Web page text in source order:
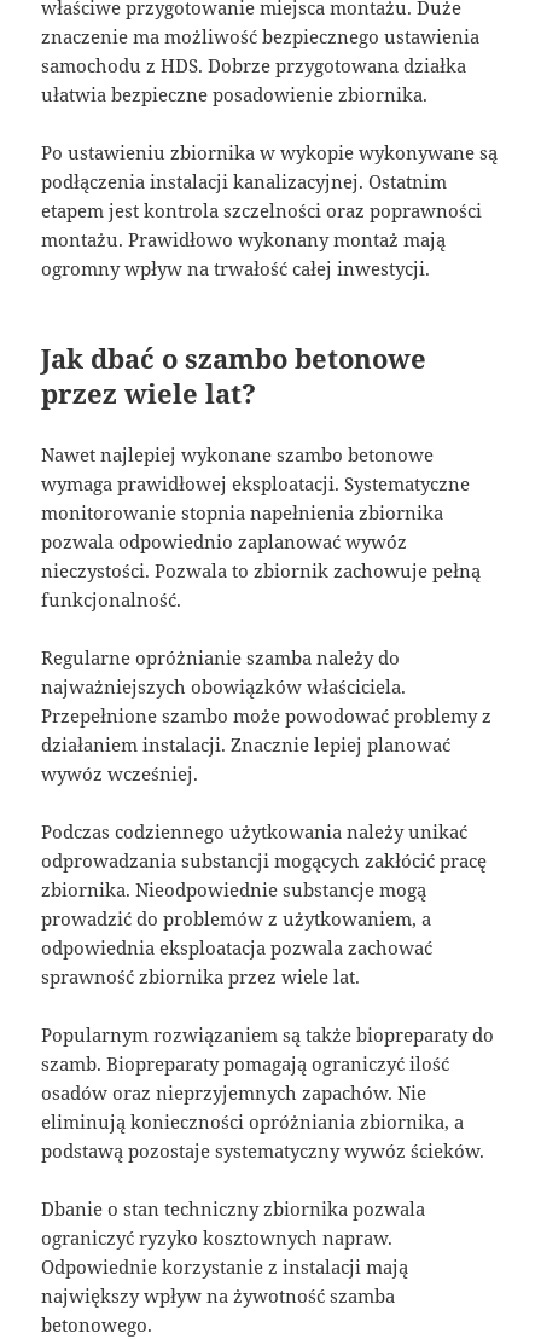
właściwe przygotowanie miejsca montażu. Duże
znaczenie ma możliwość bezpiecznego ustawienia
samochodu z HDS. Dobrze przygotowana działka
ułatwia bezpieczne posadowienie zbiornika.
Po ustawieniu zbiornika w wykopie wykonywane są
podłączenia instalacji kanalizacyjnej. Ostatnim
etapem jest kontrola szczelności oraz poprawności
montażu. Prawidłowo wykonany montaż mają
ogromny wpływ na trwałość całej inwestycji.
Jak dbać o szambo betonowe
przez wiele lat?
Nawet najlepiej wykonane szambo betonowe
wymaga prawidłowej eksploatacji. Systematyczne
monitorowanie stopnia napełnienia zbiornika
pozwala odpowiednio zaplanować wywóz
nieczystości. Pozwala to zbiornik zachowuje pełną
funkcjonalność.
Regularne opróżnianie szamba należy do
najważniejszych obowiązków właściciela.
Przepełnione szambo może powodować problemy z
działaniem instalacji. Znacznie lepiej planować
wywóz wcześniej.
Podczas codziennego użytkowania należy unikać
odprowadzania substancji mogących zakłócić pracę
zbiornika. Nieodpowiednie substancje mogą
prowadzić do problemów z użytkowaniem, a
odpowiednia eksploatacja pozwala zachować
sprawność zbiornika przez wiele lat.
Popularnym rozwiązaniem są także biopreparaty do
szamb. Biopreparaty pomagają ograniczyć ilość
osadów oraz nieprzyjemnych zapachów. Nie
eliminują konieczności opróżniania zbiornika, a
podstawą pozostaje systematyczny wywóz ścieków.
Dbanie o stan techniczny zbiornika pozwala
ograniczyć ryzyko kosztownych napraw.
Odpowiednie korzystanie z instalacji mają
największy wpływ na żywotność szamba
betonowego.